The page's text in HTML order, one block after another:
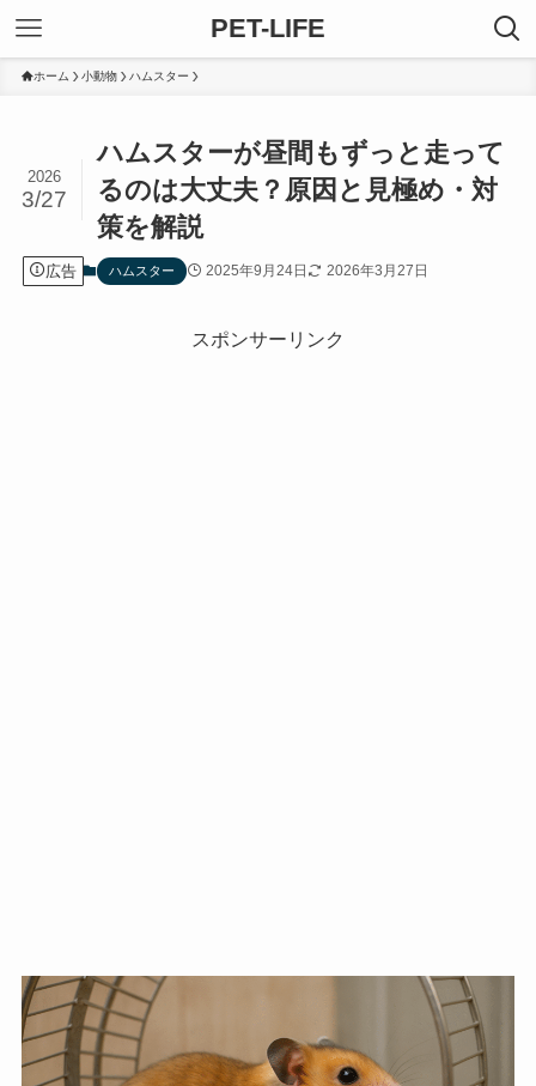
PET-LIFE
ホーム 小動物 ハムスター
ハムスターが昼間もずっと走って
るのは大丈夫？原因と見極め・対
策を解説
2026
3/27
広告 ハムスター 2025年9月24日 2026年3月27日
スポンサーリンク